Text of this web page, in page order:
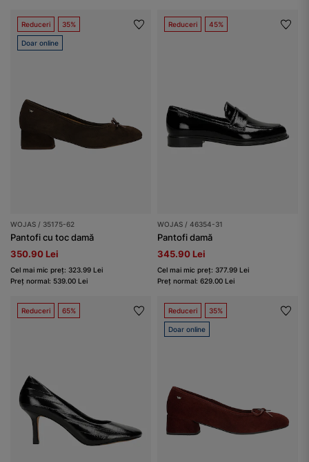
Reduceri 35%
Doar online
WOJAS / 35175-62
Pantofi cu toc damă
350.90 Lei
Cel mai mic preț: 323.99 Lei
Preț normal: 539.00 Lei
Reduceri 45%
WOJAS / 46354-31
Pantofi damă
345.90 Lei
Cel mai mic preț: 377.99 Lei
Preț normal: 629.00 Lei
Reduceri 65% Reduceri 35%
Doar online